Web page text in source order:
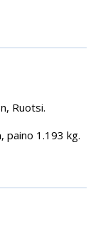
Ruotsi.
paino 1.193 kg.